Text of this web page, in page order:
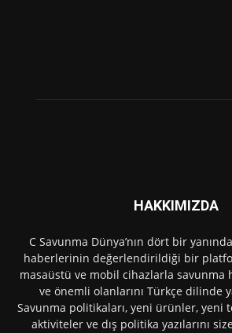
HAKKIMIZDA
C Savunma Dünya’nın dört bir
haberlerinin değerlendirildiği bir
masaüstü ve mobil cihazlarla savunma
ve önemli olanlarını Türkçe dilinde
Savunma politikaları, yeni ürünler, yeni
aktiviteler ve dış politika yazılarını